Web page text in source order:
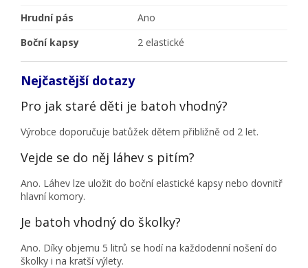
Hrudní pás
Ano
Boční kapsy
2 elastické
Nejčastější dotazy
Pro jak staré děti je batoh vhodný?
Výrobce doporučuje batůžek dětem přibližně od 2 let.
Vejde se do něj láhev s pitím?
Ano. Láhev lze uložit do boční elastické kapsy nebo dovnitř
hlavní komory.
Je batoh vhodný do školky?
Ano. Díky objemu 5 litrů se hodí na každodenní nošení do
školky i na kratší výlety.